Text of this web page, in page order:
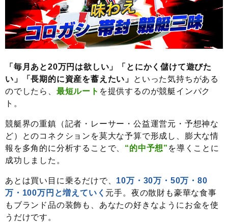
「毎月あと20万円は欲しい」「とにかく儲けて遊びた
い」「長期的に資産を蓄えたい」
といった気持ちがある
のでしたら、 最短ルート を提供するのが競艇インパク
ト。
競艇界の重鎮（記者・レーサー・公益運営元・予想神な
ど）とのコネクションを莫大な予算で形成し、膨大な情
報を多角的に分析することで、 “的中予想” を導くことに
成功しました。
あとは買い目に乗るだけで、 10万・30万・50万・80
万・100万円と増えていく 元手。夜の散財も豪華な食事
もブランド品の装飾も、あなたの好きなようにお金を使
うだけです。